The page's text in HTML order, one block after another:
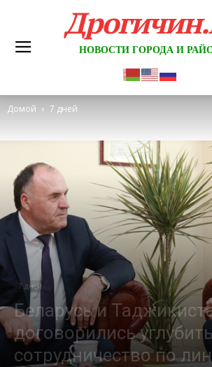
НОВОСТИ ГОРОДА И
Домой 7 дней
7 дней
Беларусь и
договорились углубить
сотрудничество по